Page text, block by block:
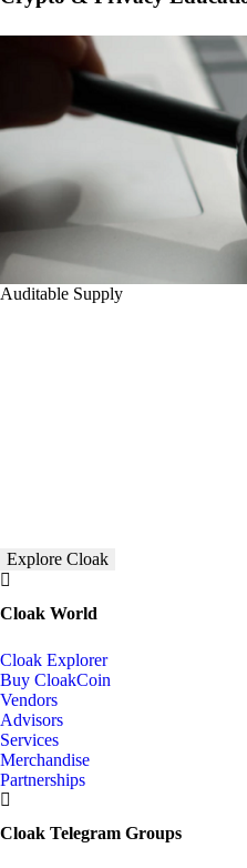
Auditable Supply
Explore Cloak
Cloak World
Cloak Explorer
Buy CloakCoin
Vendors
Advisors
Services
Merchandise
Partnerships
Cloak Telegram Groups